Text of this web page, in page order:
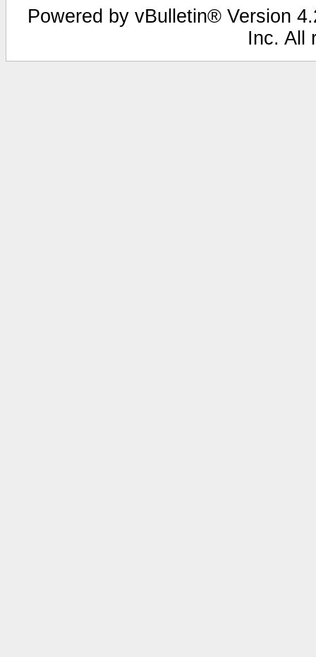
Powered by vBulletin® Version
Inc. All